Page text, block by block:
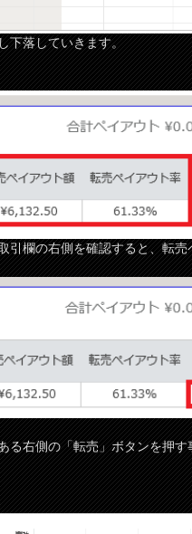
下落していきます。
引欄の右側を確認すると、転
る右側の「転売」ボタンを押